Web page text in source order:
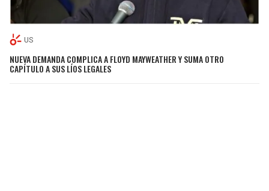
US
NUEVA DEMANDA COMPLICA A FLOYD MAYWEATHER Y SUMA OTRO
CAPÍTULO A SUS LÍOS LEGALES